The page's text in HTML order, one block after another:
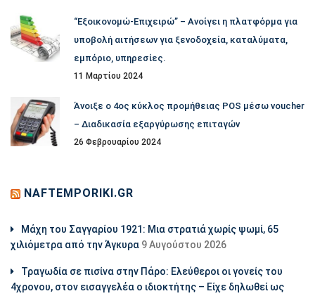
“Εξοικονομώ-Επιχειρώ” – Ανοίγει η πλατφόρμα για
υποβολή αιτήσεων για ξενοδοχεία, καταλύματα,
εμπόριο, υπηρεσίες.
11 Μαρτίου 2024
Άνοιξε ο 4ος κύκλος προμήθειας POS μέσω voucher
– Διαδικασία εξαργύρωσης επιταγών
26 Φεβρουαρίου 2024
NAFTEMPORIKI.GR
Μάχη του Σαγγαρίου 1921: Μια στρατιά χωρίς ψωμί, 65
χιλιόμετρα από την Άγκυρα 9 Αυγούστου 2026
Τραγωδία σε πισίνα στην Πάρο: Ελεύθεροι οι γονείς του
4χρονου, στον εισαγγελέα ο ιδιοκτήτης – Είχε δηλωθεί ως